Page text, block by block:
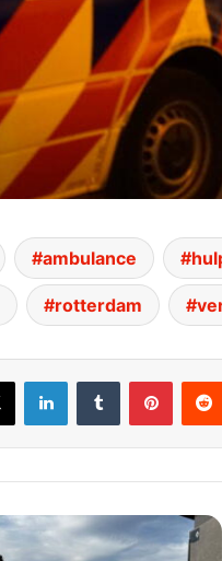
ambulance
rotterdam
LinkedInTumblr Pinterest